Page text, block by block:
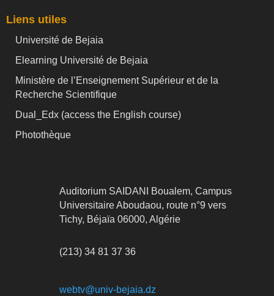
Liens utiles
Université de Bejaia
Elearning Université de Bejaia
Ministère de l’Enseignement Supérieur et de la
Recherche Scientifique
Dual_Edx (access the English course)
Photothèque
Auditorium SAIDANI Boualem, Campus
Universitaire Aboudaou, route n°9 vers
Tichy, Béjaïa 06000, Algérie
(213) 34 81 37 36
webtv@univ-bejaia.dz